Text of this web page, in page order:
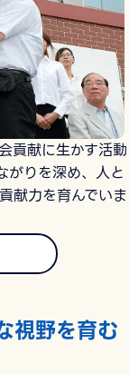
貢献に生かす活動
がりを深め、人と
献力を育んでいま
視野を育む